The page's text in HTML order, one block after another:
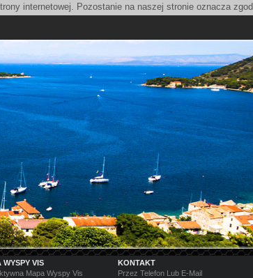
internetowej. Pozostanie na naszej stronie oznacza
WYSPY VIS
Mapa Wyspy Vis
KONTAKT
Przez Telefon Lub E-Mail